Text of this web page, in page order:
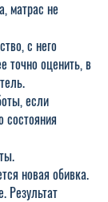
матрас не
с него
точно оценить, в
если
состояния
новая обивка.
Результат